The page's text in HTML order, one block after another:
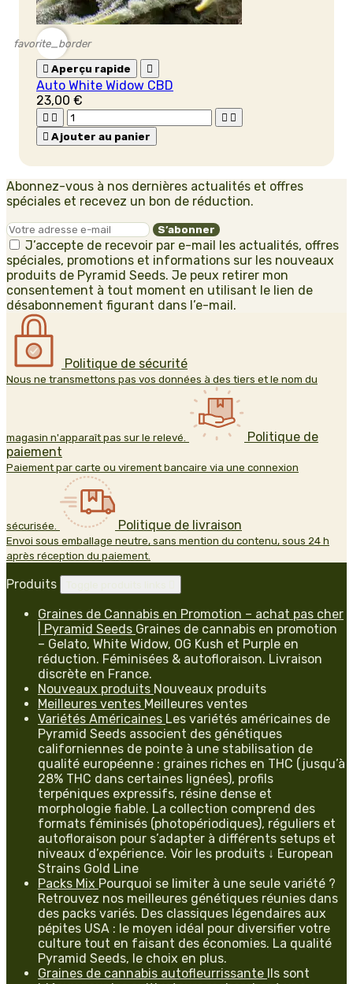
favorite_border
 Aperçu rapide 
Auto White Widow CBD
23,00 €
   
 Ajouter au panier
Abonnez-vous à nos dernières actualités et offres
spéciales et recevez un bon de réduction.
J’accepte de recevoir par e-mail les actualités, offres
spéciales, promotions et informations sur les nouveaux
produits de Pyramid Seeds. Je peux retirer mon
consentement à tout moment en utilisant le lien de
désabonnement figurant dans l’e-mail.
Politique de sécurité
Nous ne transmettons pas vos données à des tiers et le nom du
magasin n'apparaît pas sur le relevé.
Politique de
paiement
Paiement par carte ou virement bancaire via une connexion
sécurisée. Politique de livraison
Envoi sous emballage neutre, sans mention du contenu, sous 24 h
après réception du paiement.
Produits
Graines de Cannabis en Promotion – achat pas cher
| Pyramid Seeds Graines de cannabis en promotion
– Gelato, White Widow, OG Kush et Purple en
réduction. Féminisées & autofloraison. Livraison
discrète en France.
Nouveaux produits Nouveaux produits
Meilleures ventes Meilleures ventes
Variétés Américaines Les variétés américaines de
Pyramid Seeds associent des génétiques
californiennes de pointe à une stabilisation de
qualité européenne : graines riches en THC (jusqu’à
28% THC dans certaines lignées), profils
terpéniques expressifs, résine dense et
morphologie fiable. La collection comprend des
formats féminisés (photopériodiques), réguliers et
autofloraison pour s’adapter à différents setups et
niveaux d’expérience. Voir les produits ↓ European
Strains Gold Line
Packs Mix Pourquoi se limiter à une seule variété ?
Retrouvez nos meilleures génétiques réunies dans
des packs variés. Des classiques légendaires aux
pépites USA : le moyen idéal pour diversifier votre
culture tout en faisant des économies. La qualité
Pyramid Seeds, le choix en plus.
Graines de cannabis autofleurrissante Ils sont